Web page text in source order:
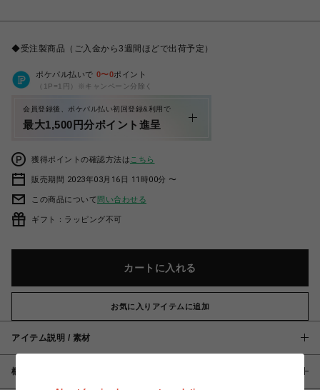
◆受注製商品（ご入金から3週間ほどで出荷予定）
ポケパル払いで 0〜0ポイント
（1P=1円）※キャンペーン分除く
会員登録後、ポケパル払い初回登録&利用で
最大1,500円分ポイント進呈
獲得ポイントの確認方法は こちら
販売期間 2023年03月16日 11時00分 〜
この商品について問い合わせる
ギフト：ラッピング不可
カートに入れる
お気に入りアイテムに追加
アイテム説明 / 素材
概要